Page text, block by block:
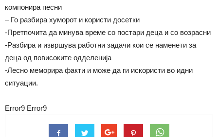
компонира песни
– Го разбира хуморот и користи досетки
-Претпочита да минува време со постари деца и со возрасни
-Разбира и извршува работни задачи кои се наменети за
деца од повисоките одделенија
-Лесно меморира факти и може да ги искористи во идни
ситуации.
Error9 Error9